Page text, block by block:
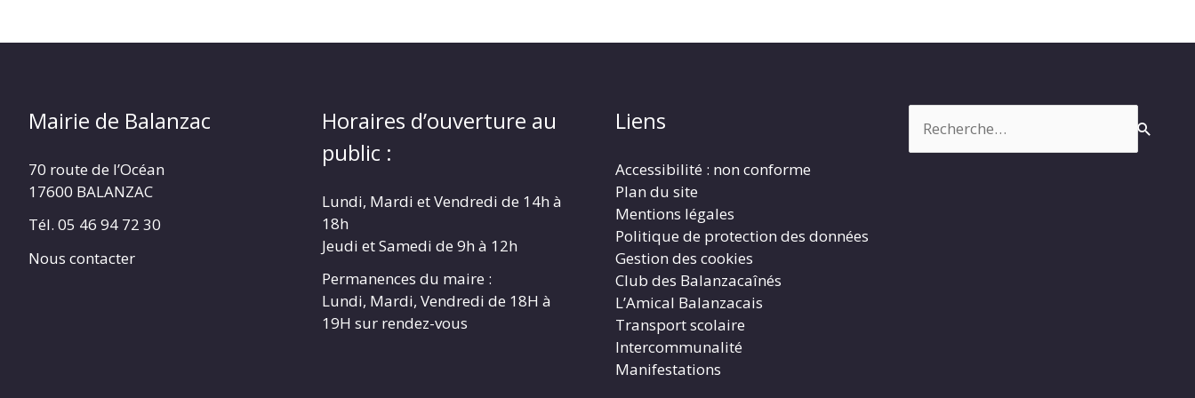
Mairie de Balanzac
70 route de l’Océan
17600 BALANZAC
Tél. 05 46 94 72 30
Nous contacter
Horaires d’ouverture au
public :
Lundi, Mardi et Vendredi de 14h à
18h
Jeudi et Samedi de 9h à 12h
Permanences du maire :
Lundi, Mardi, Vendredi de 18H à
19H sur rendez-vous
Liens
Accessibilité : non conforme
Plan du site
Mentions légales
Politique de protection des données
Gestion des cookies
Club des Balanzacaînés
L’Amical Balanzacais
Transport scolaire
Intercommunalité
Manifestations